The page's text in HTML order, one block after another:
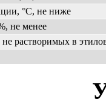
°C, не ниже
не менее
растворимых в